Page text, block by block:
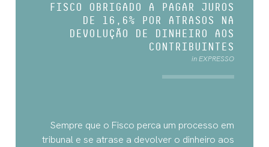
FISCO OBRIGADO A PAGAR JUROS
DE 16,6% POR ATRASOS NA
DEVOLUÇÃO DE DINHEIRO AOS
CONTRIBUINTES
in EXPRESSO
Sempre que o Fisco perca um processo em
tribunal e se atrase a devolver o dinheiro aos